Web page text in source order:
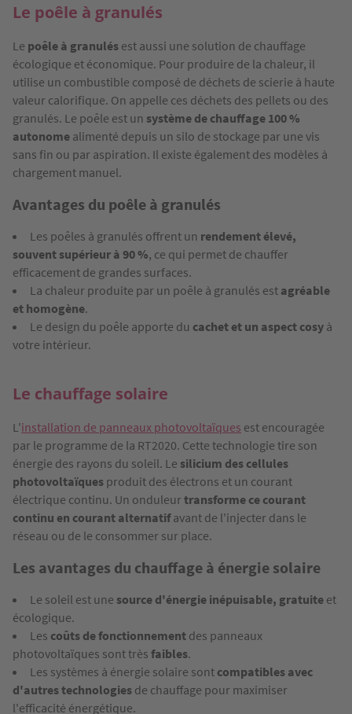
Le poêle à granulés
Le poêle à granulés est aussi une solution de chauffage
écologique et économique. Pour produire de la chaleur, il
utilise un combustible composé de déchets de scierie à haute
valeur calorifique. On appelle ces déchets des pellets ou des
granulés. Le poêle est un système de chauffage 100 %
autonome alimenté depuis un silo de stockage par une vis
sans fin ou par aspiration. Il existe également des modèles à
chargement manuel.
Avantages du poêle à granulés
Les poêles à granulés offrent un rendement élevé,
souvent supérieur à 90 %, ce qui permet de chauffer
efficacement de grandes surfaces.
La chaleur produite par un poêle à granulés est agréable
et homogène.
Le design du poêle apporte du cachet et un aspect cosy à
votre intérieur.
Le chauffage solaire
L'installation de panneaux photovoltaïques est encouragée
par le programme de la RT2020. Cette technologie tire son
énergie des rayons du soleil. Le silicium des cellules
photovoltaïques produit des électrons et un courant
électrique continu. Un onduleurtransforme ce courant
continu en courant alternatifavant de l'injecter dans le
réseau ou de le consommer sur place.
Les avantages du chauffage à énergie solaire
Le soleil est une source d'énergie inépuisable, gratuite et
écologique.
Les coûts de fonctionnement des panneaux
photovoltaïques sont très faibles.
Les systèmes à énergie solaire sont compatibles avec
d'autres technologies de chauffage pour maximiser
l'efficacité énergétique.